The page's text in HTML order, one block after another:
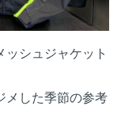
シュジャケット
メした季節の参考